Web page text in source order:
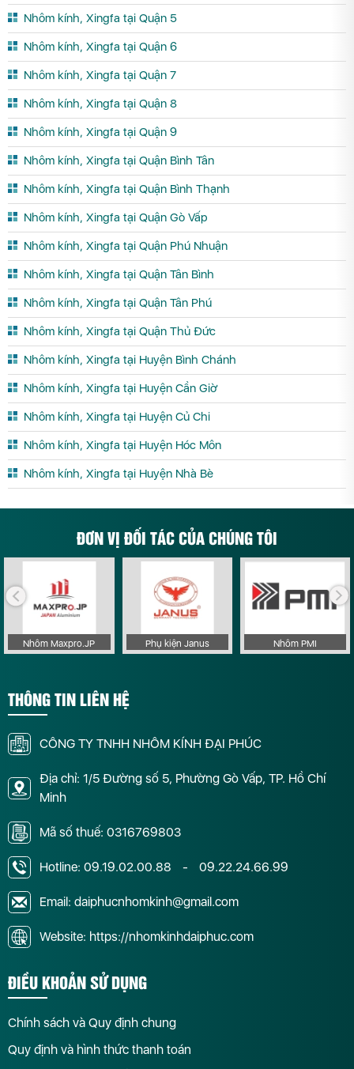
Nhôm kính, Xingfa tại Quận 5
Nhôm kính, Xingfa tại Quận 6
Nhôm kính, Xingfa tại Quận 7
Nhôm kính, Xingfa tại Quận 8
Nhôm kính, Xingfa tại Quận 9
Nhôm kính, Xingfa tại Quận Bình Tân
Nhôm kính, Xingfa tại Quận Bình Thạnh
Nhôm kính, Xingfa tại Quận Gò Vấp
Nhôm kính, Xingfa tại Quận Phú Nhuận
Nhôm kính, Xingfa tại Quận Tân Bình
Nhôm kính, Xingfa tại Quận Tân Phú
Nhôm kính, Xingfa tại Quận Thủ Đức
Nhôm kính, Xingfa tại Huyện Bình Chánh
Nhôm kính, Xingfa tại Huyện Cần Giờ
Nhôm kính, Xingfa tại Huyện Củ Chi
Nhôm kính, Xingfa tại Huyện Hóc Môn
Nhôm kính, Xingfa tại Huyện Nhà Bè
ĐƠN VỊ ĐỐI TÁC CỦA CHÚNG TÔI
Nhôm Maxpro.JP Phụ kiện Janus Nhôm PMI
THÔNG TIN LIÊN HỆ
CÔNG TY TNHH NHÔM KÍNH ĐẠI PHÚC
Địa chỉ: 1/5 Đường số 5, Phường Gò Vấp, TP. Hồ Chí
Minh
Mã số thuế: 0316769803
Hotline: 09.19.02.00.88 - 09.22.24.66.99
Email: daiphucnhomkinh@gmail.com
Website: https://nhomkinhdaiphuc.com
ĐIỀU KHOẢN SỬ DỤNG
Chính sách và Quy định chung
Quy định và hình thức thanh toán